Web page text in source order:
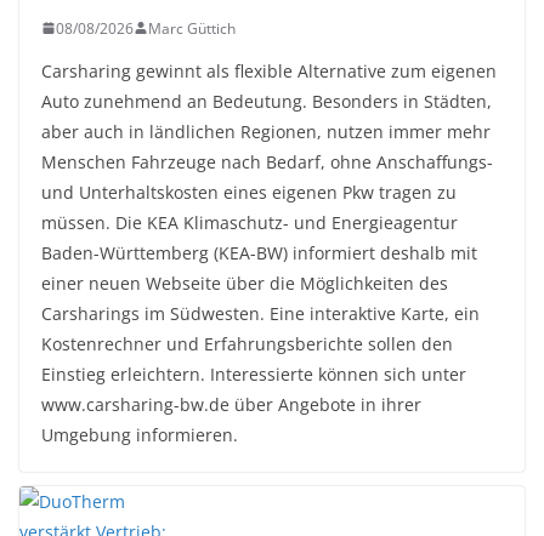
08/08/2026 Marc Güttich
Carsharing gewinnt als flexible Alternative zum eigenen
Auto zunehmend an Bedeutung. Besonders in Städten,
aber auch in ländlichen Regionen, nutzen immer mehr
Menschen Fahrzeuge nach Bedarf, ohne Anschaffungs-
und Unterhaltskosten eines eigenen Pkw tragen zu
müssen. Die KEA Klimaschutz- und Energieagentur
Baden-Württemberg (KEA-BW) informiert deshalb mit
einer neuen Webseite über die Möglichkeiten des
Carsharings im Südwesten. Eine interaktive Karte, ein
Kostenrechner und Erfahrungsberichte sollen den
Einstieg erleichtern. Interessierte können sich unter
www.carsharing-bw.de über Angebote in ihrer
Umgebung informieren.